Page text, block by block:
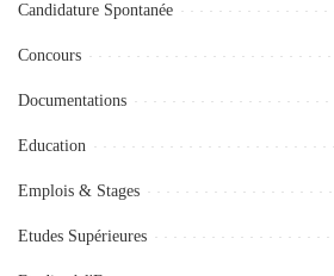
Candidature Spontanée
Concours
Documentations
Education
Emplois & Stages
Etudes Supérieures